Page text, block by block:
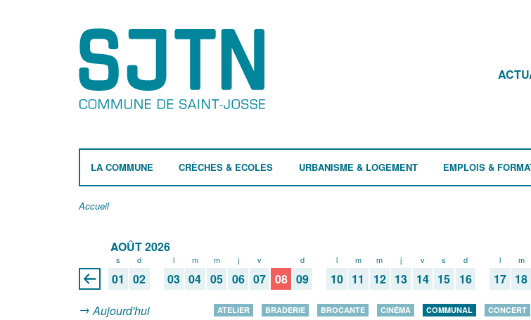
LA COMMUNE CRÈCHES & ECOLES URBANISME & LOGEMENT EMPLOIS &
Accueil
AOÛT 2026
s
01
d
02
l
03
m
04
m
05
j
06
v
07 08
d
09
l
10
m
11
m
12
j
13
v
14
s
15
d
16
l
17
m
18
Aujourd'hui
ATELIER BRADERIE BROCANTE CINÉMA COMMUNAL CONCERT